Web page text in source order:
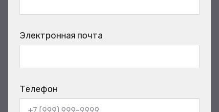
Электронная почта
Телефон